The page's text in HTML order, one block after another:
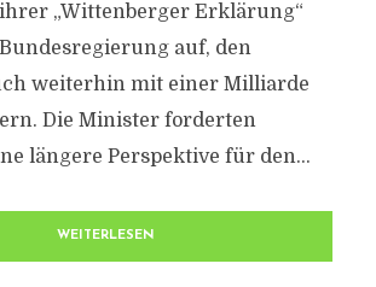
„Wittenberger Erklärung“
auf, den
weiterhin mit einer Milliarde
Die Minister forderten
längere Perspektive für den...
WEITERLESEN